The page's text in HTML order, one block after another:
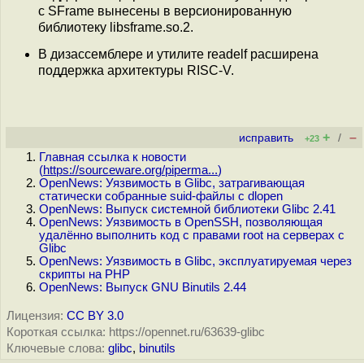
с SFrame вынесены в версионированную
библиотеку libsframe.so.2.
В дизассемблере и утилите readelf расширена
поддержка архитектуры RISC-V.
исправить +23 + / –
Главная ссылка к новости
(https://sourceware.org/piperma...)
OpenNews: Уязвимость в Glibc, затрагивающая
статически собранные suid-файлы с dlopen
OpenNews: Выпуск системной библиотеки Glibc 2.41
OpenNews: Уязвимость в OpenSSH, позволяющая
удалённо выполнить код с правами root на серверах с
Glibc
OpenNews: Уязвимость в Glibc, эксплуатируемая через
скрипты на PHP
OpenNews: Выпуск GNU Binutils 2.44
Лицензия: CC BY 3.0
Короткая ссылка: https://opennet.ru/63639-glibc
Ключевые слова: glibc, binutils